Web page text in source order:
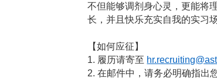
不但能够调剂身心灵，更能将
长，并且快乐充实自我的实习
【如何应征】
1. 履历请寄至
2.在邮件中，请务必明确指出